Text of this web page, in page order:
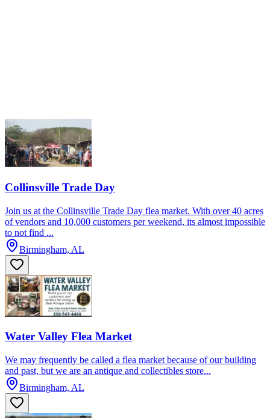
Collinsville Trade Day
Join us at the Collinsville Trade Day flea market. With over 40 acres
of vendors and 10,000 customers per weekend, its almost impossible
to not find ...
Birmingham, AL
Water Valley Flea Market
We may frequently be called a flea market because of our building
and past, but we are an antique and collectibles store...
Birmingham, AL